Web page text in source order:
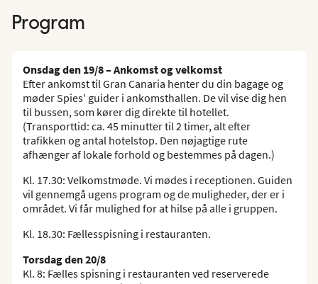
Program
Onsdag den 19/8 – Ankomst og velkomst
Efter ankomst til Gran Canaria henter du din bagage og
møder Spies' guider i ankomsthallen. De vil vise dig hen
til bussen, som kører dig direkte til hotellet.
(Transporttid: ca. 45 minutter til 2 timer, alt efter
trafikken og antal hotelstop. Den nøjagtige rute
afhænger af lokale forhold og bestemmes på dagen.)
Kl. 17.30: Velkomstmøde. Vi mødes i receptionen. Guiden
vil gennemgå ugens program og de muligheder, der er i
området. Vi får mulighed for at hilse på alle i gruppen.
Kl. 18.30: Fællesspisning i restauranten.
Torsdag den 20/8
Kl. 8: Fælles spisning i restauranten ved reserverede